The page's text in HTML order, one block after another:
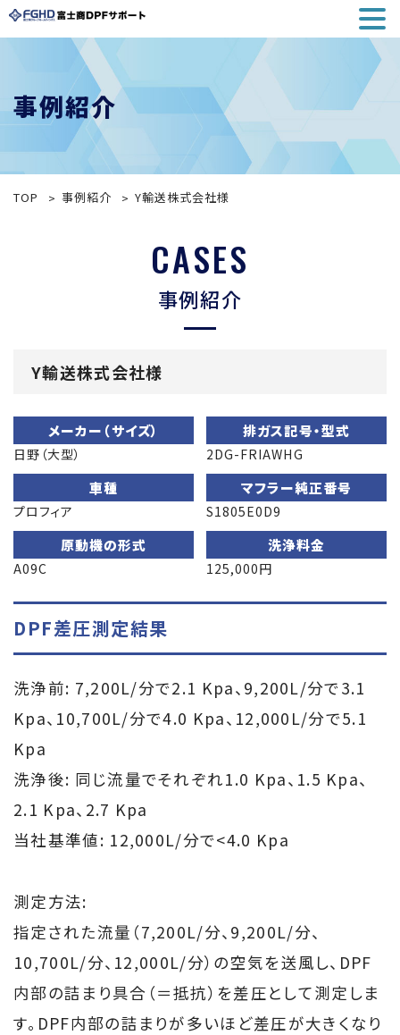
事例紹介
TOP 事例紹介 Y輸送株式会社様
CASES
事例紹介
Y輸送株式会社様
メーカー（サイズ）
日野（大型）
排ガス記号・型式
2DG-FRIAWHG
車種
プロフィア
マフラー純正番号
S1805E0D9
原動機の形式
A09C
洗浄料金
125,000円
DPF差圧測定結果
洗浄前: 7,200L/分で2.1 Kpa、9,200L/分で3.1
Kpa、10,700L/分で4.0 Kpa、12,000L/分で5.1
Kpa
洗浄後: 同じ流量でそれぞれ1.0 Kpa、1.5 Kpa、
2.1 Kpa、2.7 Kpa
当社基準値: 12,000L/分で<4.0 Kpa
測定方法:
指定された流量（7,200L/分、9,200L/分、
10,700L/分、12,000L/分）の空気を送風し、DPF
内部の詰まり具合（＝抵抗）を差圧として測定しま
す。DPF内部の詰まりが多いほど差圧が大きくなり